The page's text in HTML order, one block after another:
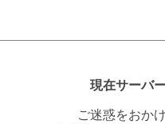
現在サーバ
ご迷惑をおか